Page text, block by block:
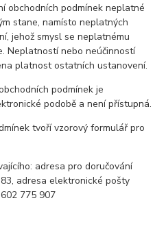
podmínek neplatné
stane, namísto neplatných
jehož smysl se neplatnému
Neplatností nebo neúčinností
platnost ostatních ustanovení.
podmínek je
podobě a není přístupná.
tvoří vzorový formulář pro
adresa pro doručování
adresa elektronické pošty
775 907